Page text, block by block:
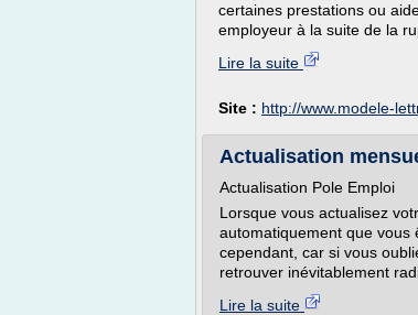
certaines prestations ou
employeur à la suite de la
Lire la suite
Site : http://www.modele-
Actualisation
Actualisation Pole Emploi
Lorsque vous actualisez
automatiquement que vous
cependant, car si vous
retrouver inévitablement
Lire la suite